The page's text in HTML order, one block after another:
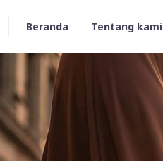
Beranda Tentang kami